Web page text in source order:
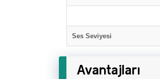
Ses Seviyesi
Avantajları